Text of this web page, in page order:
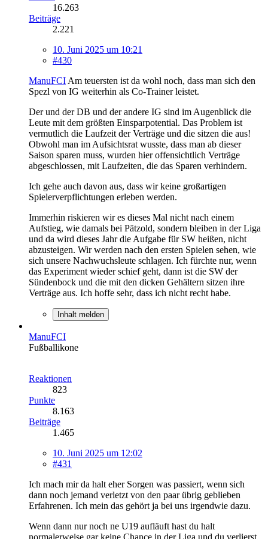
16.263
Beiträge
2.221
10. Juni 2025 um 10:21
#430
ManuFCI Am teuersten ist da wohl noch, dass man sich den
Spezl von IG weiterhin als Co-Trainer leistet.
Der und der DB und der andere IG sind im Augenblick die
Leute mit dem größten Einsparpotential. Das Problem ist
vermutlich die Laufzeit der Verträge und die sitzen die aus!
Obwohl man im Aufsichtsrat wusste, dass man ab dieser
Saison sparen muss, wurden hier offensichtlich Verträge
abgeschlossen, mit Laufzeiten, die das Sparen verhindern.
Ich gehe auch davon aus, dass wir keine großartigen
Spielerverpflichtungen erleben werden.
Immerhin riskieren wir es dieses Mal nicht nach einem
Aufstieg, wie damals bei Pätzold, sondern bleiben in der Liga
und da wird dieses Jahr die Aufgabe für SW heißen, nicht
abzusteigen. Wir werden nach den ersten Spielen sehen, wie
sich unsere Nachwuchsleute schlagen. Ich fürchte nur, wenn
das Experiment wieder schief geht, dann ist die SW der
Sündenbock und die mit den dicken Gehältern sitzen ihre
Verträge aus. Ich hoffe sehr, dass ich nicht recht habe.
Inhalt melden
ManuFCI
Fußballikone
Reaktionen
823
Punkte
8.163
Beiträge
1.465
10. Juni 2025 um 12:02
#431
Ich mach mir da halt eher Sorgen was passiert, wenn sich
dann noch jemand verletzt von den paar übrig geblieben
Erfahrenen. Ich mein das gehört ja bei uns irgendwie dazu.
Wenn dann nur noch ne U19 aufläuft hast du halt
normalerweise gar keine Chance in der Liga und du verlierst